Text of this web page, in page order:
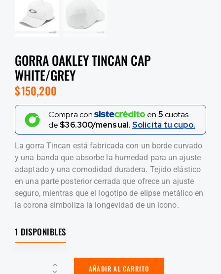
GORRA OAKLEY TINCAN CAP
WHITE/GREY
$150,200
Compra con en 5cuotas
de $36.300/mensual.Solicita tu cupo.
La gorra Tincan está fabricada con un borde curvado
y una banda que absorbe la humedad para un ajuste
adaptado y una comodidad duradera. Tejido elástico
en una parte posterior cerrada que ofrece un ajuste
seguro, mientras que el logotipo de elipse metálico en
la corona simboliza la longevidad de un icono.
1 DISPONIBLES
AÑADIR AL CARRITO